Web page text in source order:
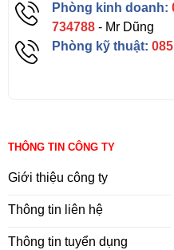
Phòng kinh doanh:
734788 - Mr Dũng
Phòng kỹ thuật:
THÔNG TIN CÔNG TY
Giới thiệu công ty
Thông tin liên hệ
Thông tin tuyển dụng